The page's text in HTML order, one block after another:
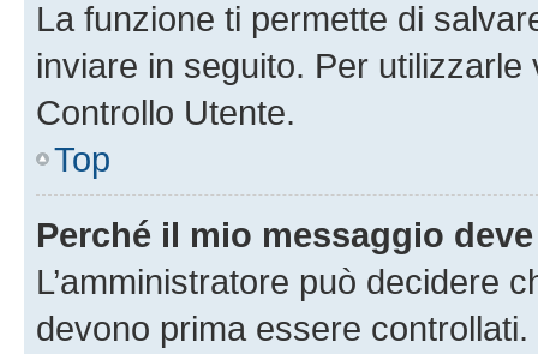
La funzione ti permette di
inviare in seguito. Per utilizzarle
Controllo Utente.
Top
Perché il mio messaggio
L’amministratore può decidere
devono prima essere